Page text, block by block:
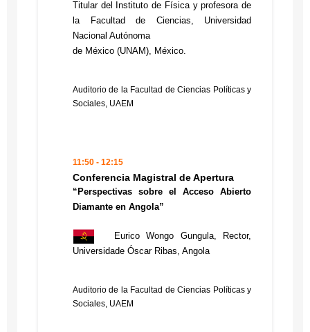
Titular del Instituto de Física y profesora de
la Facultad de Ciencias, Universidad
Nacional Autónoma
de México (UNAM), México.
Auditorio de la Facultad de Ciencias Políticas y
Sociales, UAEM
11:50 - 12:15
Conferencia Magistral de Apertura
“Perspectivas sobre el Acceso Abierto
Diamante en Angola”
Eurico Wongo Gungula, Rector,
Universidade Óscar Ribas, Angola
Auditorio de la Facultad de Ciencias Políticas y
Sociales, UAEM